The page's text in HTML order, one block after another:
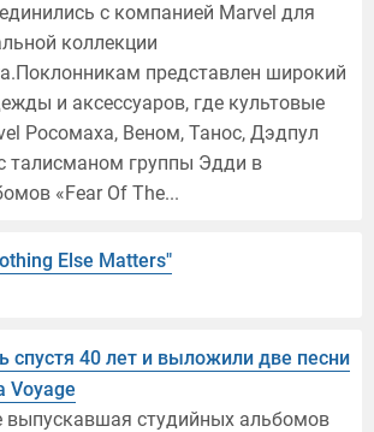
с компанией Marvel для
коллекции
представлен широкий
и аксессуаров, где культовые
Росомаха, Веном, Танос, Дэдпул
талисманом группы Эдди в
«Fear Of The...
Else Matters″
спустя 40 лет и выложили две песни
Voyage
выпускавшая студийных альбомов